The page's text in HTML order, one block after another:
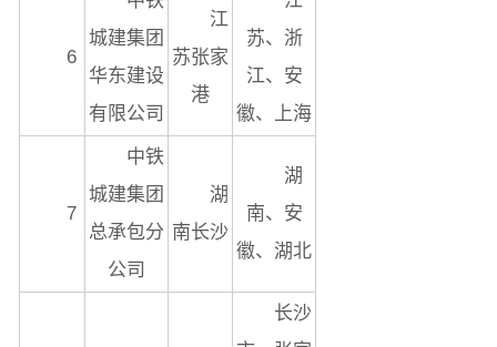
6
城建集团
华东建设
有限公司
江
苏张家
港
苏、浙
江、安
徽、上海
7
中铁
城建集团
总承包分
公司
湖
南长沙
湖
南、安
徽、湖北
长沙